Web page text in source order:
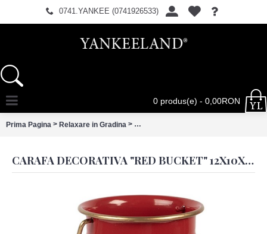
0741.YANKEE (0741926533)
0 produs(e) - 0,00RON
Prima Pagina > Relaxare in Gradina > Carafa decorativa "Red Bucket"
CARAFA DECORATIVA "RED BUCKET" 12X10X16 CM, CLAYRE&EEF